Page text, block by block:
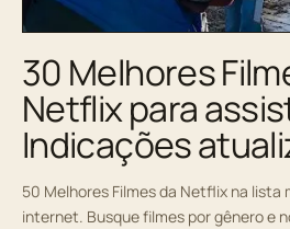
30 Melhores
Netflix para
Indicações
50 Melhores Filmes da Netflix na lista
internet. Busque filmes por gênero e